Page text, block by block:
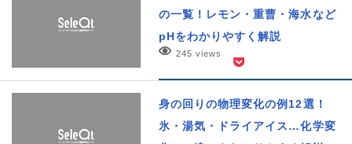
の一覧！レモン・重曹・海水など
pHをわかりやすく解説
245 views
身の回りの物理変化の例12選！
氷・湯気・ドライアイス…化学変